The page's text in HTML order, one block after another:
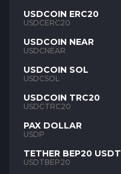
USDCOIN ERC20
USDCERC20
USDCOIN NEAR
USDCNEAR
USDCOIN SOL
USDCSOL
USDCOIN TRC20
USDCTRC20
PAX DOLLAR
USDP
TETHER BEP20 USDT
USDTBEP20